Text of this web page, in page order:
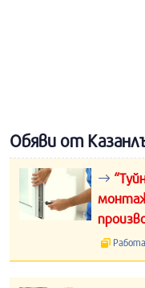
Обяви от
Работа